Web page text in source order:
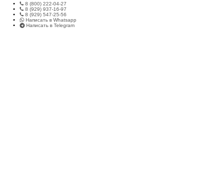
8 (800) 222-04-27
8 (929) 937-16-97
8 (929) 547-25-56
Написать в Whatsapp
Написать в Telegram